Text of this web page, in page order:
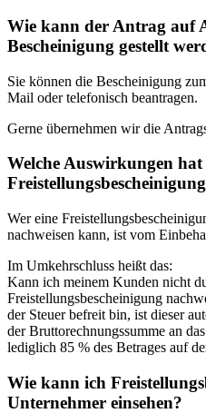
Wie kann der Antrag auf
Bescheinigung gestellt
Sie können die Bescheinigung
Mail oder telefonisch beantragen.
Gerne übernehmen wir die
Welche Auswirkungen hat
Wer eine
nachweisen kann, ist vom
Im Umkehrschluss heißt das:
Kann ich meinem Kunden nicht
Freistellungsbescheinigung
der Steuer befreit bin, ist dieser
der Bruttorechnungssumme an
lediglich 85 % des Betrages auf
Wie kann ich
Unternehmer einsehen?